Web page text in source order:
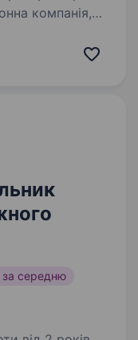
компанія,
день наших
середню